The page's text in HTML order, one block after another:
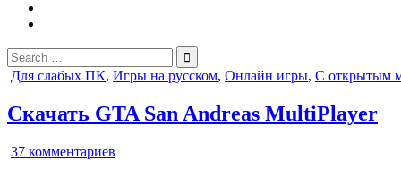
Search
for:
Posted
Для слабых ПК, Игры на русском, Онлайн игры, С открытым
Скачать GTA San Andreas MultiPlayer
37 комментариев